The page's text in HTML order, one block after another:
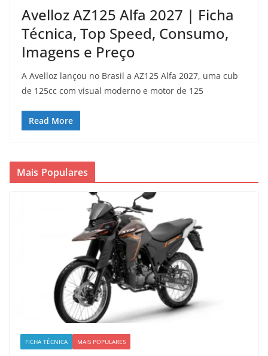
Avelloz AZ125 Alfa 2027 | Ficha
Técnica, Top Speed, Consumo,
Imagens e Preço
A Avelloz lançou no Brasil a AZ125 Alfa 2027, uma cub
de 125cc com visual moderno e motor de 125
Read More
Mais Populares
FICHA TÉCNICA MAIS POPULARES